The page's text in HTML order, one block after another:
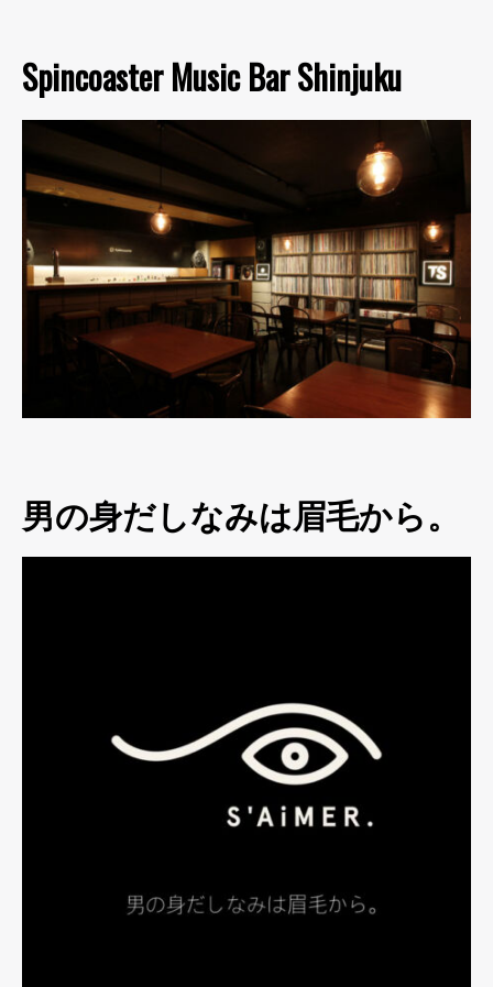
Spincoaster Music Bar Shinjuku
男の身だしなみは眉毛から。